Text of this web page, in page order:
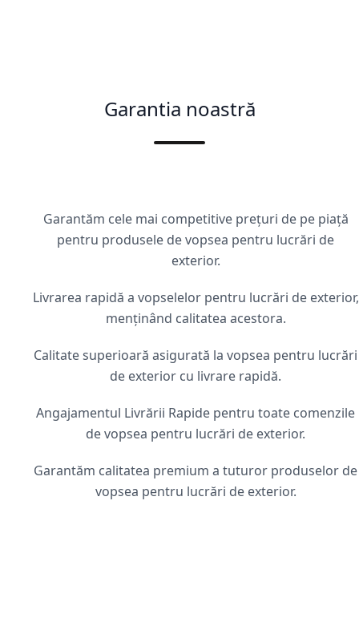
Garantia noastră
Garantăm cele mai competitive prețuri de pe piață
pentru produsele de vopsea pentru lucrări de
exterior.
Livrarea rapidă a vopselelor pentru lucrări de exterior,
menținând calitatea acestora.
Calitate superioară asigurată la vopsea pentru lucrări
de exterior cu livrare rapidă.
Angajamentul Livrării Rapide pentru toate comenzile
de vopsea pentru lucrări de exterior.
Garantăm calitatea premium a tuturor produselor de
vopsea pentru lucrări de exterior.